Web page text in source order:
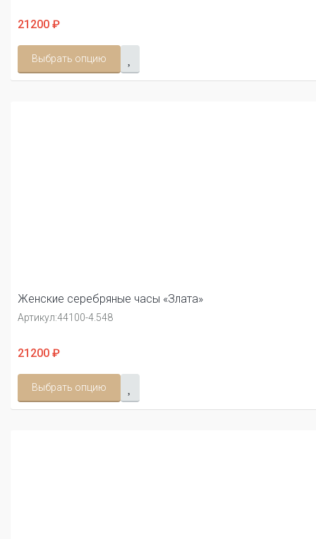
21200 ₽
Выбрать опцию
Женские серебряные часы «Злата»
Артикул:44100-4.548
21200 ₽
Выбрать опцию